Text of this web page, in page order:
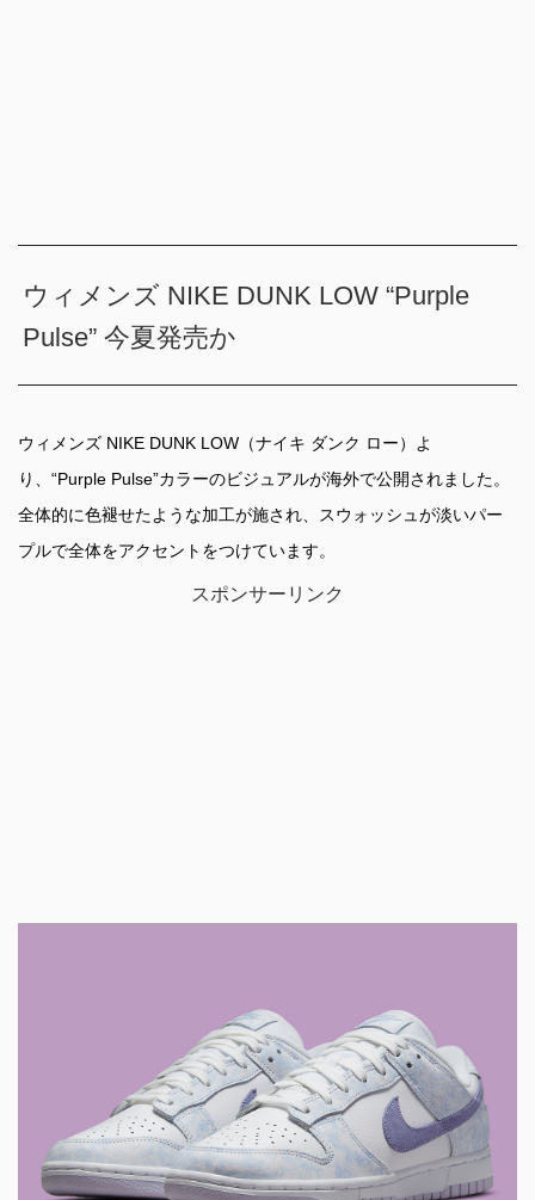
ウィメンズ NIKE DUNK LOW “Purple
Pulse” 今夏発売か
ウィメンズ NIKE DUNK LOW（ナイキ ダンク ロー）よ
り、“Purple Pulse”カラーのビジュアルが海外で公開されました。
全体的に色褪せたような加工が施され、スウォッシュが淡いパー
プルで全体をアクセントをつけています。
スポンサーリンク